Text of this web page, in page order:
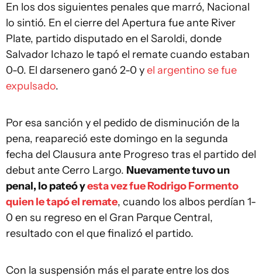
En los dos siguientes penales que marró, Nacional
lo sintió. En el cierre del Apertura fue ante River
Plate, partido disputado en el Saroldi, donde
Salvador Ichazo le tapó el remate cuando estaban
0-0. El darsenero ganó 2-0 yel argentino se fue
expulsado.
Por esa sanción y el pedido de disminución de la
pena, reapareció este domingo en la segunda
fecha del Clausura ante Progreso tras el partido del
debut ante Cerro Largo. Nuevamente tuvo un
penal, lo pateó yesta vez fue Rodrigo Formento
quien le tapó el remate, cuando los albos perdían 1-
0 en su regreso en el Gran Parque Central,
resultado con el que finalizó el partido.
Con la suspensión más el parate entre los dos